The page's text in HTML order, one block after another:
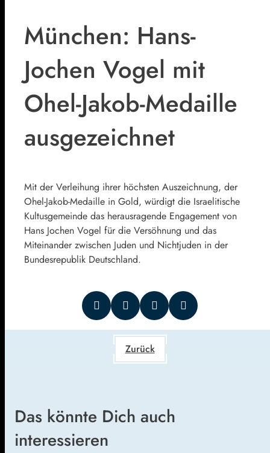
München: Hans-
Jochen Vogel mit
Ohel-Jakob-Medaille
ausgezeichnet
Mit der Verleihung ihrer höchsten Auszeichnung, der
Ohel-Jakob-Medaille in Gold, würdigt die Israelitische
Kultusgemeinde das herausragende Engagement von
Hans Jochen Vogel für die Versöhnung und das
Miteinander zwischen Juden und Nichtjuden in der
Bundesrepublik Deutschland.
Zurück
Das könnte Dich auch
interessieren